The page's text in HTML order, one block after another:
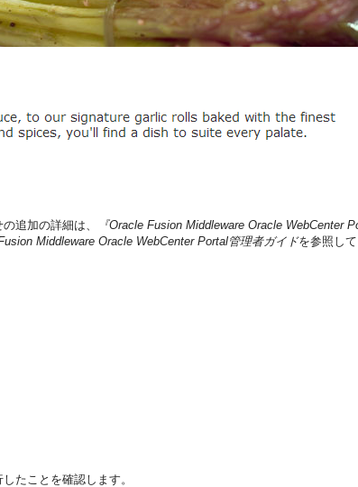
追加の詳細は、 『Oracle Fusion Middleware Oracle WebCenter
Middleware Oracle WebCenter Portal管理者ガイドを参照して
たことを確認します。